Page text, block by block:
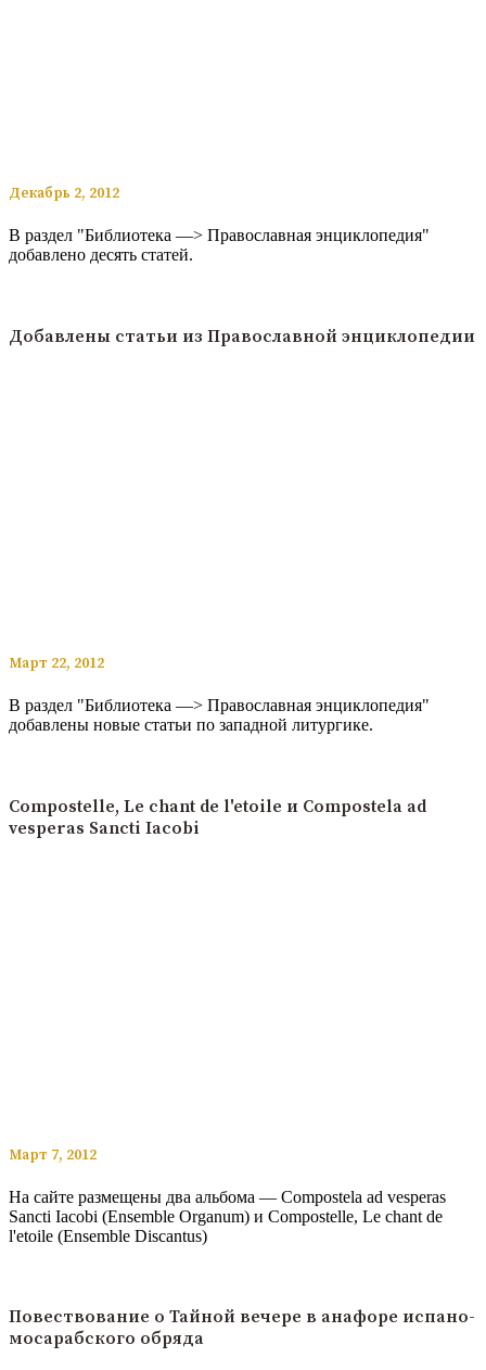
​​Декабрь 2, 2012
В раздел "Библиотека —> Православная энциклопедия"
добавлено десять статей.
Добавлены статьи из Православной энциклопедии
​​Март 22, 2012
В раздел "Библиотека —> Православная энциклопедия"
добавлены новые статьи по западной литургике.
Compostelle, Le chant de l'etoile и Compostela ad
vesperas Sancti Iacobi
​​Март 7, 2012
На сайте размещены два альбома — Compostela ad vesperas
Sancti Iacobi (Ensemble Organum) и Compostelle, Le chant de
l'etoile (Ensemble Discantus)
Повествование о Тайной вечере в анафоре испано-
мосарабского обряда